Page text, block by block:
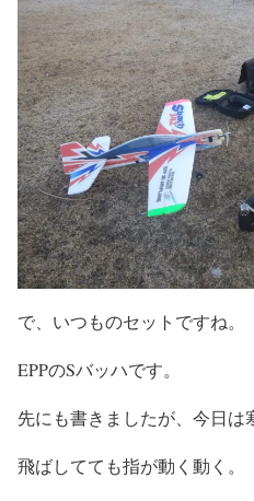
で、いつものセットですね。
EPPのSバッハです。
先にも書きましたが、今日は
飛ばしてても指が動く動く。